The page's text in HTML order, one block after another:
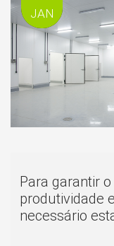
JAN
Para garantir
produtividade
necessário